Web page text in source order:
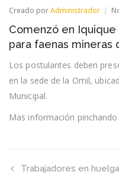
Creado porAdministrador
Comenzó en
para faenas mineras
Los postulantes deben
en la sede de la Omil,
Municipal.
Mas información pinchando
Trabajadores en